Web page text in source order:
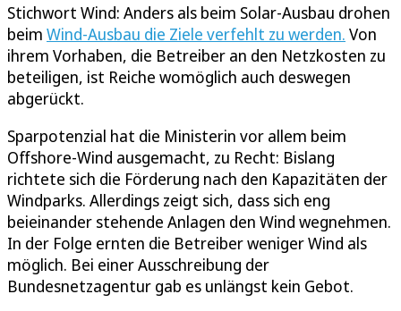
Stichwort Wind: Anders als beim Solar-Ausbau drohen
beim Wind-Ausbau die Ziele verfehlt zu werden. Von
ihrem Vorhaben, die Betreiber an den Netzkosten zu
beteiligen, ist Reiche womöglich auch deswegen
abgerückt.
Sparpotenzial hat die Ministerin vor allem beim
Offshore-Wind ausgemacht, zu Recht: Bislang
richtete sich die Förderung nach den Kapazitäten der
Windparks. Allerdings zeigt sich, dass sich eng
beieinander stehende Anlagen den Wind wegnehmen.
In der Folge ernten die Betreiber weniger Wind als
möglich. Bei einer Ausschreibung der
Bundesnetzagentur gab es unlängst kein Gebot.